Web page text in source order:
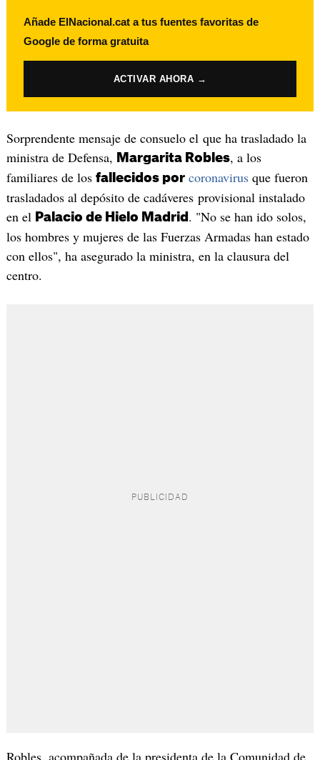
Añade ElNacional.cat a tus fuentes favoritas de
Google de forma gratuita
ACTIVAR AHORA →
Sorprendente mensaje de consuelo el que ha trasladado la
ministra de Defensa, Margarita Robles, a los
familiares de los fallecidos por coronavirusque fueron
trasladados al depósito de cadáveres provisional instalado
en el Palacio de Hielo Madrid . "No se han ido solos,
los hombres y mujeres de las Fuerzas Armadas han estado
con ellos", ha asegurado la ministra, en la clausura del
centro.
Robles, acompañada de la presidenta de la Comunidad de